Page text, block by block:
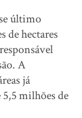
último
de hectares
A
já
milhões de